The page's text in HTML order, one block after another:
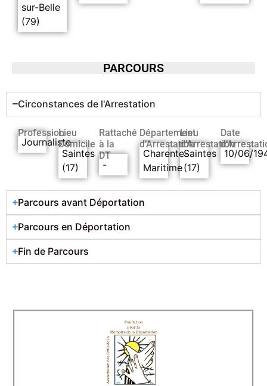
sur-Belle
(79)
PARCOURS
Circonstances de l'Arrestation
Profession
Journaliste
Lieu
Domicile
Saintes
(17)
Rattaché
à la
DT
-
Département
d’Arrestation
Charente-
Maritime
Lieu
d’Arrestation
Saintes
(17)
Date
10/06/
Parcours avant Déportation
Parcours en Déportation
Fin de Parcours